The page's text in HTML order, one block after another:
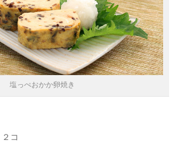
塩っぺおかか卵焼き
コ